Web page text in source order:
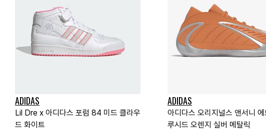
ADIDAS
Lil Dre x 아디다스 포럼 84 미드 클라우
드 화이트
ADIDAS
아디다스 오리지널스 앤서니
루시드 오렌지 실버 메탈릭